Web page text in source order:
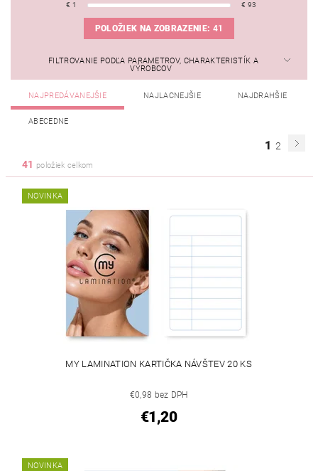
€ 1 € 93
POLOŽIEK NA ZOBRAZENIE: 41
FILTROVANIE PODĽA PARAMETROV, CHARAKTERISTÍK A
VÝROBCOV
NAJPREDÁVANEJŠIE NAJLACNEJŠIE NAJDRAHŠIE
ABECEDNE
1 2
41 položiek celkom
NOVINKA
MY LAMINATION KARTIČKA NÁVŠTEV 20 KS
€0,98 bez DPH
€1,20
NOVINKA